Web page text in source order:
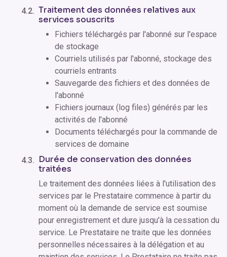
Traitement des données relatives aux
services souscrits
Fichiers téléchargés par l'abonné sur l'espace
de stockage
Courriels utilisés par l'abonné, stockage des
courriels entrants
Sauvegarde des fichiers et des données de
l'abonné
Fichiers journaux (log files) générés par les
activités de l'abonné
Documents téléchargés pour la commande de
services de domaine
Durée de conservation des données
traitées
Le traitement des données liées à l'utilisation des
services par le Prestataire commence à partir du
moment où la demande de service est soumise
pour enregistrement et dure jusqu'à la cessation du
service. Le Prestataire ne traite que les données
personnelles nécessaires à la délégation et au